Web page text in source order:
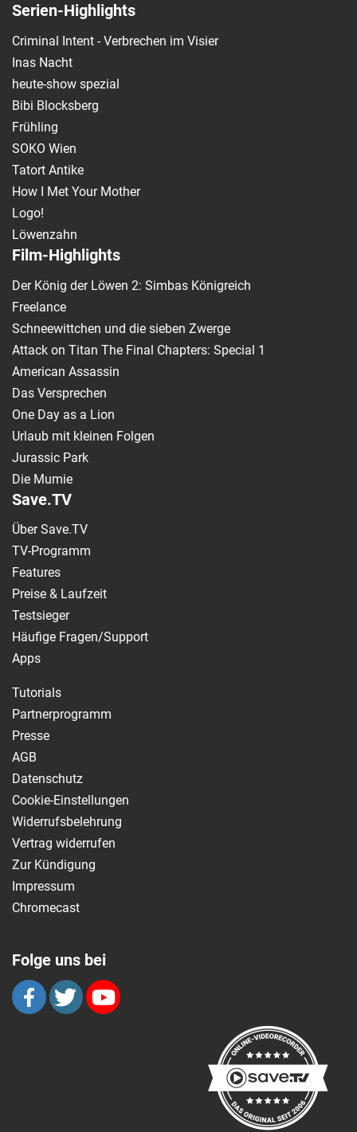
Serien-Highlights
Criminal Intent - Verbrechen im Visier
Inas Nacht
heute-show spezial
Bibi Blocksberg
Frühling
SOKO Wien
Tatort Antike
How I Met Your Mother
Logo!
Löwenzahn
Film-Highlights
Der König der Löwen 2: Simbas Königreich
Freelance
Schneewittchen und die sieben Zwerge
Attack on Titan The Final Chapters: Special 1
American Assassin
Das Versprechen
One Day as a Lion
Urlaub mit kleinen Folgen
Jurassic Park
Die Mumie
Save.TV
Über Save.TV
TV-Programm
Features
Preise & Laufzeit
Testsieger
Häufige Fragen/Support
Apps
Tutorials
Partnerprogramm
Presse
AGB
Datenschutz
Cookie-Einstellungen
Widerrufsbelehrung
Vertrag widerrufen
Zur Kündigung
Impressum
Chromecast
Folge uns bei